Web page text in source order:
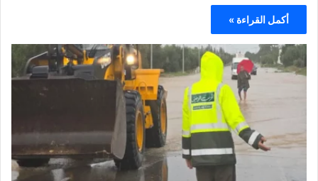
أكمل القراءة »